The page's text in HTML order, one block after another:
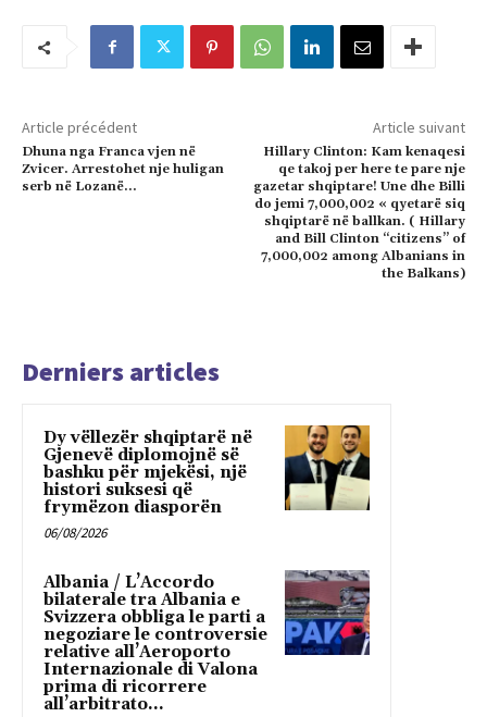
Article précédent
Dhuna nga Franca vjen në
Zvicer. Arrestohet nje huligan
serb në Lozanë…
Article suivant
Hillary Clinton: Kam kenaqesi
qe takoj per here te pare nje
gazetar shqiptare! Une dhe Billi
do jemi 7,000,002 « qyetarë siq
shqiptarë në ballkan. ( Hillary
and Bill Clinton “citizens” of
7,000,002 among Albanians in
the Balkans)
Derniers articles
Dy vëllezër shqiptarë në
Gjenevë diplomojnë së
bashku për mjekësi, një
histori suksesi që
frymëzon diasporën
06/08/2026
Albania / L’Accordo
bilaterale tra Albania e
Svizzera obbliga le parti a
negoziare le controversie
relative all’Aeroporto
Internazionale di Valona
prima di ricorrere
all’arbitrato...